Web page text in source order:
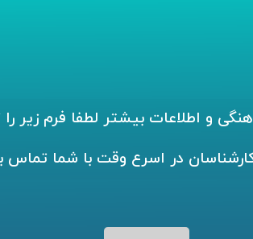
و اطلاعات بیشتر لطفا فرم زیر
در اسرع وقت با شما تماس